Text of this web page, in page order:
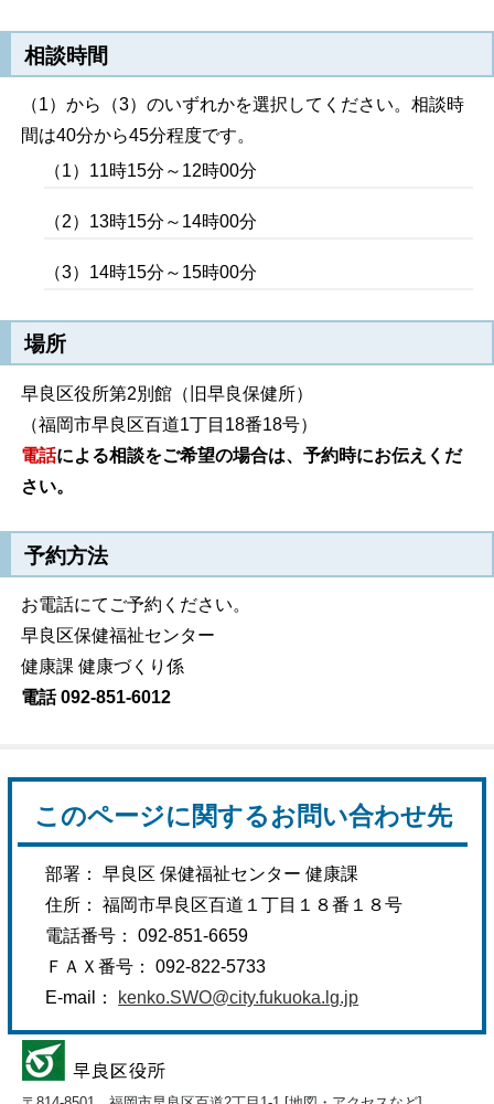
相談時間
（1）から（3）のいずれかを選択してください。相談時
間は40分から45分程度です。
（1）11時15分～12時00分
（2）13時15分～14時00分
（3）14時15分～15時00分
場所
早良区役所第2別館（旧早良保健所）
（福岡市早良区百道1丁目18番18号）
電話による相談をご希望の場合は、予約時にお伝えくだ
さい。
予約方法
お電話にてご予約ください。
早良区保健福祉センター
健康課 健康づくり係
電話 092-851-6012
このページに関するお問い合わせ先
部署： 早良区 保健福祉センター 健康課
住所： 福岡市早良区百道１丁目１８番１８号
電話番号： 092-851-6659
ＦＡＸ番号： 092-822-5733
E-mail：
kenko.SWO@city.fukuoka.lg.jp